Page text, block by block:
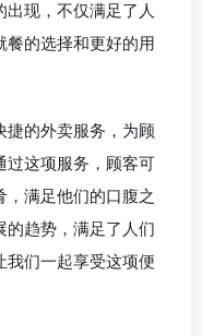
现，不仅满足了人
餐的选择和更好的用
捷的外卖服务，为顾
过这项服务，顾客可
满足他们的口腹之
的趋势，满足了人们
我们一起享受这项便